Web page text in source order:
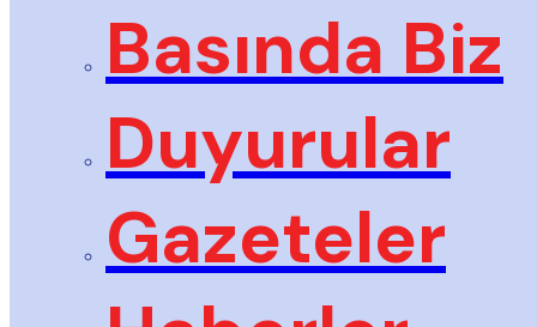
Basında Biz
Duyurular
Gazeteler